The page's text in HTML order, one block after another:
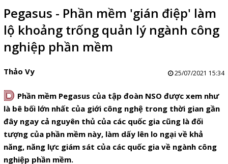
Pegasus - Phần mềm 'gián điệp' làm
lộ khoảng trống quản lý ngành công
nghiệp phần mềm
Thảo Vy 25/07/2021 15:34
D Phần mềm Pegasus của tập đoàn NSO được xem như
là bê bối lớn nhất của giới công nghệ trong thời gian gần
đây ngay cả nguyên thủ của các quốc gia cũng là đối
tượng của phần mềm này, làm dấy lên lo ngại về khả
năng, năng lực giám sát của các quốc gia về ngành công
nghiệp phần mềm.